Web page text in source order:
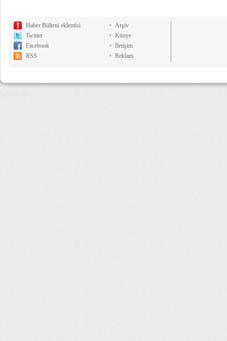
Haber Bülteni eklentisi
Twitter
Facebook
RSS
Arşiv
Künye
İletişim
Reklam